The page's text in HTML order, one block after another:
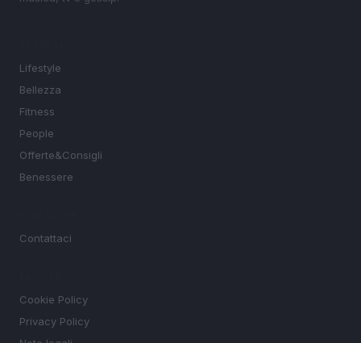
Lifestyle
Bellezza
Fitness
People
Offerte&Consigli
Benessere
Contattaci
Cookie Policy
Privacy Policy